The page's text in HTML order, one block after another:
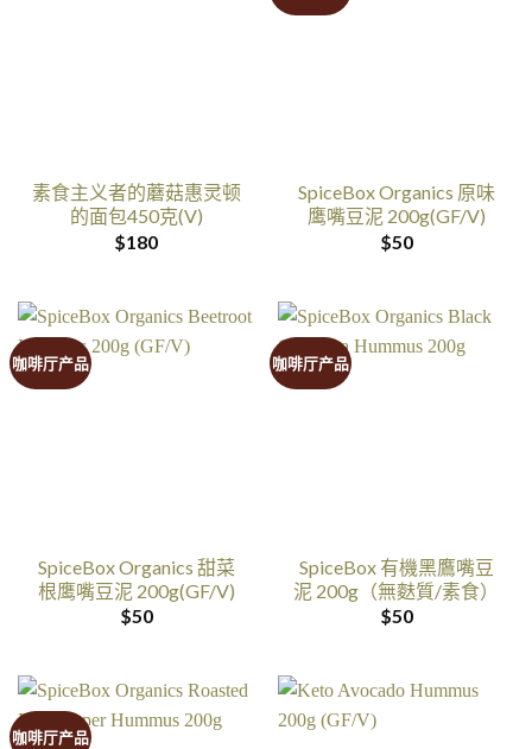
素食主义者的蘑菇惠灵顿
的面包450克(V)
$180
SpiceBox Organics 原味
鹰嘴豆泥 200g(GF/V)
$50
咖啡厅产品
SpiceBox Organics 甜菜
根鹰嘴豆泥 200g(GF/V)
$50
咖啡厅产品
SpiceBox 有機黑鷹嘴豆
泥 200g（無麩質/素食）
$50
咖啡厅产品